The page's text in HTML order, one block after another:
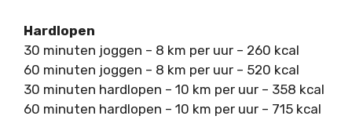
Hardlopen
30 minuten joggen – 8 km per uur – 260 kcal
60 minuten joggen – 8 km per uur – 520 kcal
30 minuten hardlopen – 10 km per uur – 358 kcal
60 minuten hardlopen – 10 km per uur – 715 kcal